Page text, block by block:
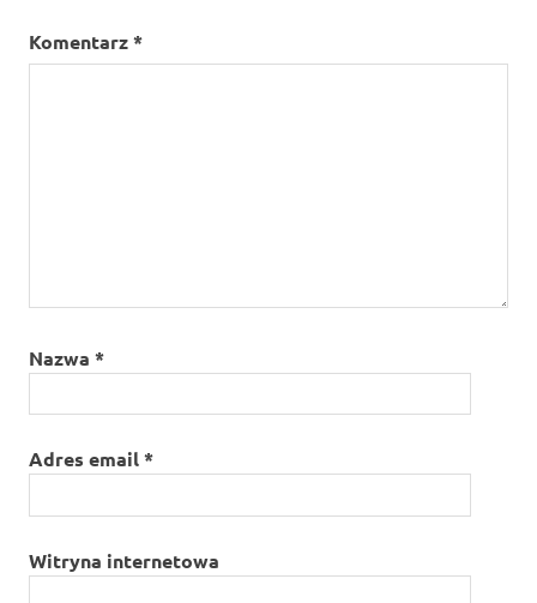
Komentarz*
Nazwa *
Adres email*
Witryna internetowa